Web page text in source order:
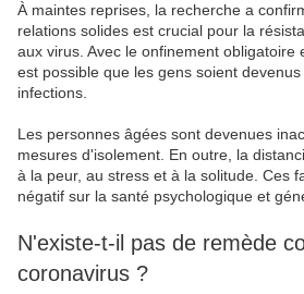
À maintes reprises, la recherche a
relations solides est crucial pour la
aux virus. Avec le onfinement obligatoire
est possible que les gens soient
infections.
Les personnes âgées sont devenues
mesures d'isolement. En outre, la
à la peur, au stress et à la solitude. Ces
négatif sur la santé psychologique et
N'existe-t-il pas de remède
coronavirus ?